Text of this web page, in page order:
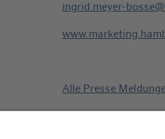
ingrid.meyer-
Alle Presse